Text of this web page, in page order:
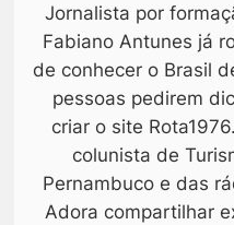
Jornalista por
Fabiano Antunes já
de conhecer o Brasil
pessoas pedirem
criar o site
colunista de
Pernambuco e das
Adora compartilhar